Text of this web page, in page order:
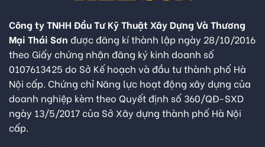
Công ty TNHH Đầu Tư Kỹ Thuật Xây Dựng Và Thương
Mại Thái Sơn được đăng kí thành lập ngày 28/10/2016
theo Giấy chứng nhận đăng ký kinh doanh số
0107613425 do Sở Kế hoạch và đầu tư thành phố Hà
Nội cấp. Chứng chỉ Năng lực hoạt động xây dựng của
doanh nghiệp kèm theo Quyết định số 360/QĐ-SXD
ngày 13/5/2017 của Sở Xây dựng thành phố Hà Nội
cấp.